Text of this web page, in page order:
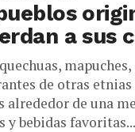
a sus
de otras etnias
de una
y bebidas favoritas...